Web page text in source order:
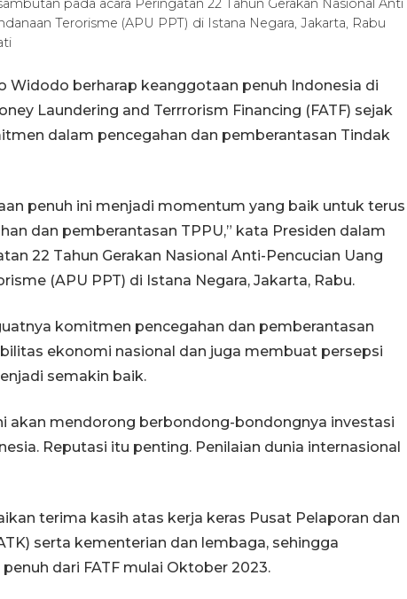
pada acara Peringatan 22 Tahun Gerakan Nasional Anti
Terorisme (APU PPT) di Istana Negara, Jakarta, Rabu
Widodo berharap keanggotaan penuh Indonesia di
Laundering and Terrrorism Financing (FATF) sejak
dalam pencegahan dan pemberantasan Tindak
penuh ini menjadi momentum yang baik untuk terus
dan pemberantasan TPPU,” kata Presiden dalam
22 Tahun Gerakan Nasional Anti-Pencucian Uang
(APU PPT) di Istana Negara, Jakarta, Rabu.
komitmen pencegahan dan pemberantasan
ekonomi nasional dan juga membuat persepsi
semakin baik.
akan mendorong berbondong-bondongnya investasi
Reputasi itu penting. Penilaian dunia internasional
terima kasih atas kerja keras Pusat Pelaporan dan
serta kementerian dan lembaga, sehingga
dari FATF mulai Oktober 2023.